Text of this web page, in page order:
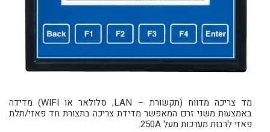
מד צריכה מדווח (תקשורת – LAN, סלולאר או WIFI) מדידה
באמצעות משני זרם המאפשר מדידת צריכה בתצורת חד פאזי/תלת
פאזי לרבות מערכות מעל 250A.